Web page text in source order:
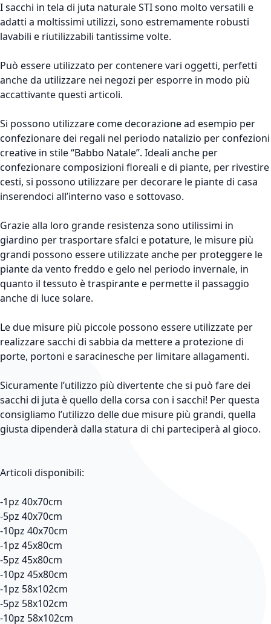
I sacchi in tela di juta naturale STI sono molto versatili e
adatti a moltissimi utilizzi, sono estremamente robusti
lavabili e riutilizzabili tantissime volte.
Può essere utilizzato per contenere vari oggetti, perfetti
anche da utilizzare nei negozi per esporre in modo più
accattivante questi articoli.
Si possono utilizzare come decorazione ad esempio per
confezionare dei regali nel periodo natalizio per confezioni
creative in stile “Babbo Natale”. Ideali anche per
confezionare composizioni floreali e di piante, per rivestire
cesti, si possono utilizzare per decorare le piante di casa
inserendoci all’interno vaso e sottovaso.
Grazie alla loro grande resistenza sono utilissimi in
giardino per trasportare sfalci e potature, le misure più
grandi possono essere utilizzate anche per proteggere le
piante da vento freddo e gelo nel periodo invernale, in
quanto il tessuto è traspirante e permette il passaggio
anche di luce solare.
Le due misure più piccole possono essere utilizzate per
realizzare sacchi di sabbia da mettere a protezione di
porte, portoni e saracinesche per limitare allagamenti.
Sicuramente l’utilizzo più divertente che si può fare dei
sacchi di juta è quello della corsa con i sacchi! Per questa
consigliamo l’utilizzo delle due misure più grandi, quella
giusta dipenderà dalla statura di chi parteciperà al gioco.
Articoli disponibili:
-1pz 40x70cm
-5pz 40x70cm
-10pz 40x70cm
-1pz 45x80cm
-5pz 45x80cm
-10pz 45x80cm
-1pz 58x102cm
-5pz 58x102cm
-10pz 58x102cm